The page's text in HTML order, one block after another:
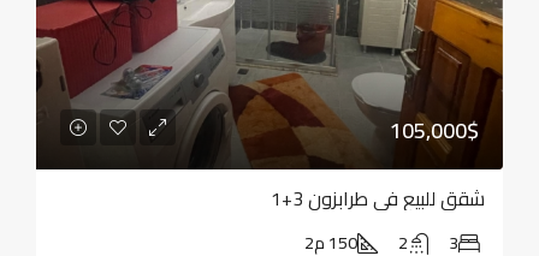
105,000$
شقق للبيع في طرابزون 3+1
3
2 150 م2